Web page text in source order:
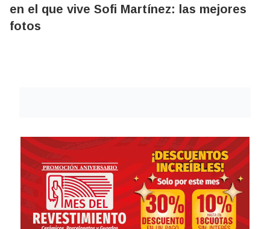
en el que vive Sofi Martínez: las mejores
fotos